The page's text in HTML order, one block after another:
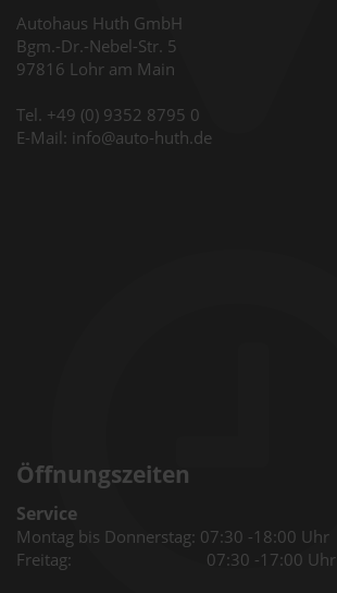
Autohaus Huth GmbH
Bgm.-Dr.-Nebel-Str. 5
97816 Lohr am Main
Tel. +49 (0) 9352 8795 0
E-Mail: info@auto-huth.de
Öffnungszeiten
Service
Montag bis Donnerstag: 07:30 -18:00 Uhr
Freitag: 07:30 -17:00 Uhr